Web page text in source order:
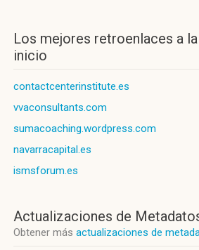
Los mejores retroenlaces a
inicio
contactcenterinstitute.es
vvaconsultants.com
sumacoaching.wordpress.com
navarracapital.es
ismsforum.es
Actualizaciones de
Obtener más actualizaciones de